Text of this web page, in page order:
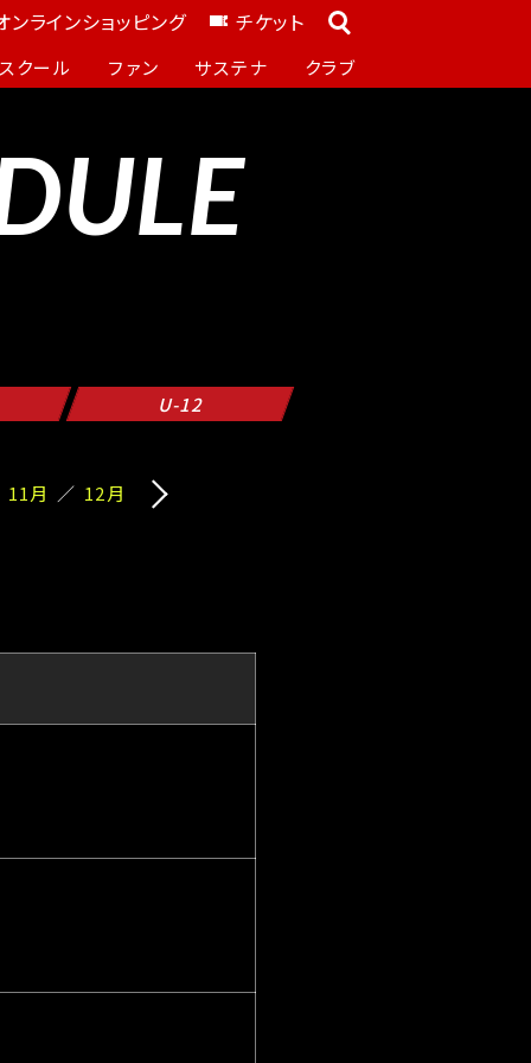
ンラインショッピング チケット
クール ファン サステナ クラブ
U-12
11月 12月